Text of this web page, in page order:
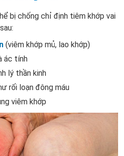
bị chống chỉ định tiêm khớp vai
(viêm khớp mủ, lao khớp)
ác tính
lý thần kinh
rối loạn đông máu
viêm khớp